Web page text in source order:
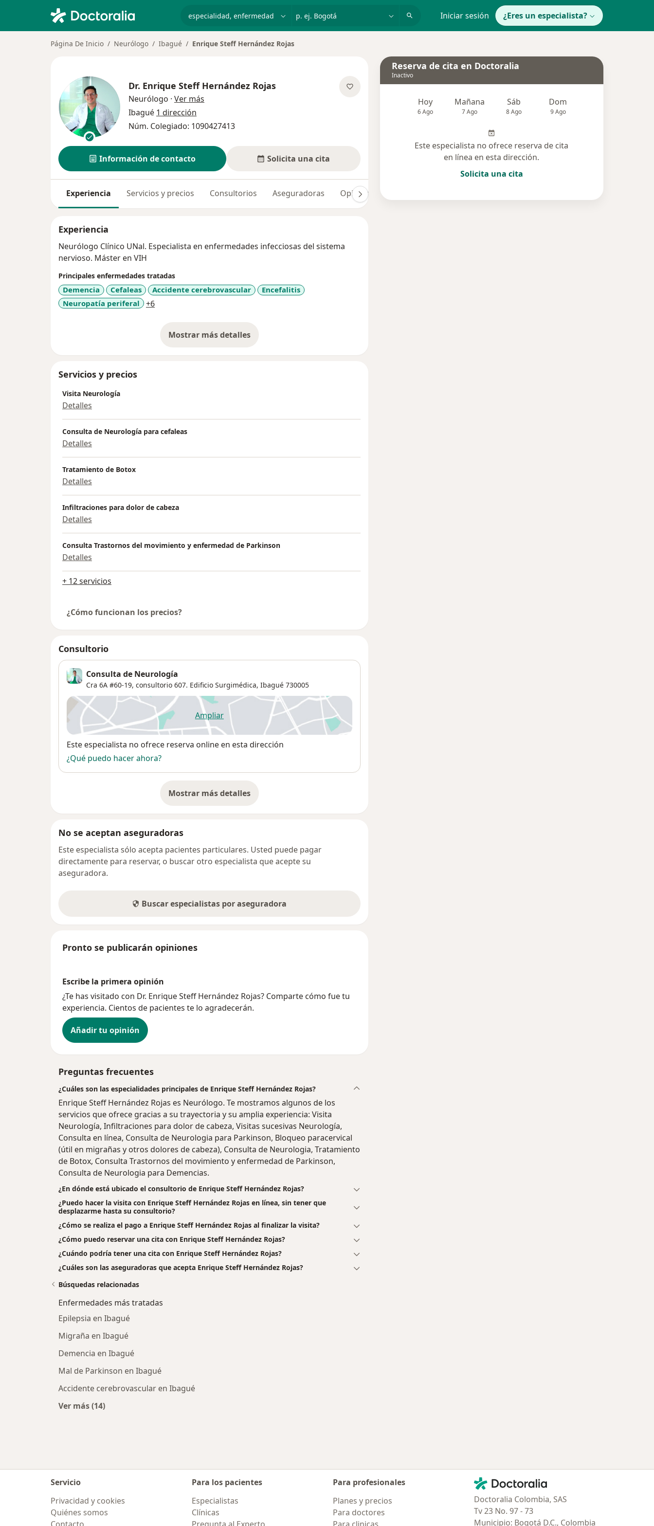
p. ej. Bogotá Iniciar sesión ¿Eres un especialista?
Página De Inicio Neurólogo Ibagué Enrique Steff Hernández Rojas
Dr. Enrique Steff Hernández Rojas
Neurólogo · Ver más
Ibagué 1 dirección
Núm. Colegiado: 1090427413
Información de contacto Solicita una cita
Experiencia Servicios y precios Consultorios Aseguradoras Opiniones
Experiencia
Neurólogo Clínico UNal. Especialista en enfermedades infecciosas del sistema
nervioso. Máster en VIH
Principales enfermedades tratadas
Demencia Cefaleas Accidente cerebrovascular
Encefalitis
Neuropatía periferal
+6a11y_sr_more_diseases
Mostrar más detalles
sobre la experiencia
Servicios y precios
Visita Neurología
Detalles
Consulta de Neurología para cefaleas
Detalles
Tratamiento de Botox
Detalles
Infiltraciones para dolor de cabeza
Detalles
Consulta Trastornos del movimiento y enfermedad de Parkinson
Detalles
+ 12 servicios
¿Cómo funcionan los precios?
Consultorio
Consulta de Neurología
Cra 6A #60-19, consultorio 607. Edificio Surgimédica, Ibagué 730005
Ampliarse abre en una nueva pestaña
Disponibilidad
Este especialista no ofrece reserva online en esta dirección
¿Qué puedo hacer ahora?
Mostrar más detalles
sobre la dirección
No se aceptan aseguradoras
Este especialista sólo acepta pacientes particulares. Usted puede pagar
directamente para reservar, o buscar otro especialista que acepte su
aseguradora.
Buscar especialistas por aseguradora
Pronto se publicarán opiniones
Escribe la primera opinión
¿Te has visitado con Dr. Enrique Steff Hernández Rojas? Comparte cómo fue tu
experiencia. Cientos de pacientes te lo agradecerán.
Añadir tu opinión
Preguntas frecuentes
¿Cuáles son las especialidades principales de Enrique Steff Hernández Rojas?
Enrique Steff Hernández Rojas es Neurólogo. Te mostramos algunos de los
servicios que ofrece gracias a su trayectoria y su amplia experiencia: Visita
Neurología, Infiltraciones para dolor de cabeza, Visitas sucesivas Neurología,
Consulta en línea, Consulta de Neurologia para Parkinson, Bloqueo paracervical
(útil en migrañas y otros dolores de cabeza), Consulta de Neurologia, Tratamiento
de Botox, Consulta Trastornos del movimiento y enfermedad de Parkinson,
Consulta de Neurologia para Demencias.
¿En dónde está ubicado el consultorio de Enrique Steff Hernández Rojas?
¿Puedo hacer la visita con Enrique Steff Hernández Rojas en línea, sin tener que
desplazarme hasta su consultorio?
¿Cómo se realiza el pago a Enrique Steff Hernández Rojas al finalizar la visita?
¿Cómo puedo reservar una cita con Enrique Steff Hernández Rojas?
¿Cuándo podría tener una cita con Enrique Steff Hernández Rojas?
¿Cuáles son las aseguradoras que acepta Enrique Steff Hernández Rojas?
Reserva de cita en Doctoralia
Inactivo
Hoy
6 Ago
Mañana
7 Ago
Sáb
8 Ago
Dom
9 Ago
Este especialista no ofrece reserva de cita
en línea en esta dirección.
Solicita una cita
Búsquedas relacionadas
Enfermedades más tratadas
Epilepsia en Ibagué
Migraña en Ibagué
Demencia en Ibagué
Mal de Parkinson en Ibagué
Accidente cerebrovascular en Ibagué
Ver más (14)
Servicio
Privacidad y cookies
Quiénes somos
Para los pacientes
Especialistas
Clínicas
Para profesionales
Planes y precios
Para doctores
Contacto
Doctoralia - Página de inicio
Doctoralia Colombia, SAS
Tv 23 No. 97 - 73
Municipio: Bogotá D.C., Colombia